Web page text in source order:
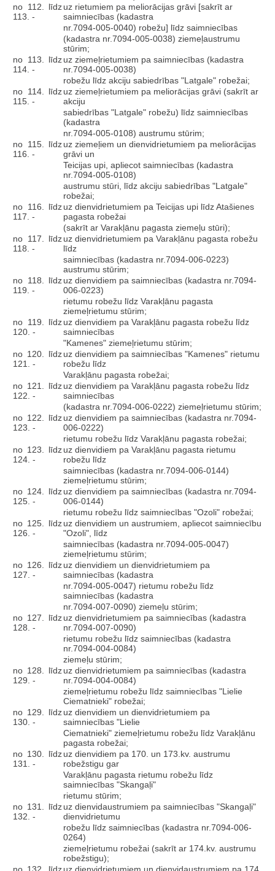
no 112. līdz
113. -
uz rietumiem pa meliorācijas grāvi [sakrīt ar
saimniecības (kadastra
nr.7094-005-0040) robežu] līdz saimniecības
(kadastra nr.7094-005-0038) ziemeļaustrumu
stūrim;
no 113. līdz
114. -
uz ziemeļrietumiem pa saimniecības (kadastra
nr.7094-005-0038)
robežu līdz akciju sabiedrības "Latgale" robežai;
no 114. līdz
115. -
uz ziemeļrietumiem pa meliorācijas grāvi (sakrīt ar
akciju
sabiedrības "Latgale" robežu) līdz saimniecības
(kadastra
nr.7094-005-0108) austrumu stūrim;
no 115. līdz
116. -
uz ziemeļiem un dienvidrietumiem pa meliorācijas
grāvi un
Teicijas upi, apliecot saimniecības (kadastra
nr.7094-005-0108)
austrumu stūri, līdz akciju sabiedrības "Latgale"
robežai;
no 116. līdz
117. -
uz dienvidrietumiem pa Teicijas upi līdz Atašienes
pagasta robežai
(sakrīt ar Varakļānu pagasta ziemeļu stūri);
no 117. līdz
118. -
uz dienvidrietumiem pa Varakļānu pagasta robežu
līdz
saimniecības (kadastra nr.7094-006-0223)
austrumu stūrim;
no 118. līdz
119. -
uz dienvidiem pa saimniecības (kadastra nr.7094-
006-0223)
rietumu robežu līdz Varakļānu pagasta
ziemeļrietumu stūrim;
no 119. līdz
120. -
uz dienvidiem pa Varakļānu pagasta robežu līdz
saimniecības
"Kamenes" ziemeļrietumu stūrim;
no 120. līdz
121. -
uz dienvidiem pa saimniecības "Kamenes" rietumu
robežu līdz
Varakļānu pagasta robežai;
no 121. līdz
122. -
uz dienvidiem pa Varakļānu pagasta robežu līdz
saimniecības
(kadastra nr.7094-006-0222) ziemeļrietumu stūrim;
no 122. līdz
123. -
uz dienvidiem pa saimniecības (kadastra nr.7094-
006-0222)
rietumu robežu līdz Varakļānu pagasta robežai;
no 123. līdz
124. -
uz dienvidiem pa Varakļānu pagasta rietumu
robežu līdz
saimniecības (kadastra nr.7094-006-0144)
ziemeļrietumu stūrim;
no 124. līdz
125. -
uz dienvidiem pa saimniecības (kadastra nr.7094-
006-0144)
rietumu robežu līdz saimniecības "Ozoli" robežai;
no 125. līdz
126. -
uz dienvidiem un austrumiem, apliecot saimniecību
"Ozoli", līdz
saimniecības (kadastra nr.7094-005-0047)
ziemeļrietumu stūrim;
no 126. līdz
127. -
uz dienvidiem un dienvidrietumiem pa
saimniecības (kadastra
nr.7094-005-0047) rietumu robežu līdz
saimniecības (kadastra
nr.7094-007-0090) ziemeļu stūrim;
no 127. līdz
128. -
uz dienvidrietumiem pa saimniecības (kadastra
nr.7094-007-0090)
rietumu robežu līdz saimniecības (kadastra
nr.7094-004-0084)
ziemeļu stūrim;
no 128. līdz
129. -
uz dienvidrietumiem pa saimniecības (kadastra
nr.7094-004-0084)
ziemeļrietumu robežu līdz saimniecības "Lielie
Ciematnieki" robežai;
no 129. līdz
130. -
uz dienvidiem un dienvidrietumiem pa
saimniecības "Lielie
Ciematnieki" ziemeļrietumu robežu līdz Varakļānu
pagasta robežai;
no 130. līdz
131. -
uz dienvidiem pa 170. un 173.kv. austrumu
robežstigu gar
Varakļānu pagasta rietumu robežu līdz
saimniecības "Skangaļi"
rietumu stūrim;
no 131. līdz
132. -
uz dienvidaustrumiem pa saimniecības "Skangaļi"
dienvidrietumu
robežu līdz saimniecības (kadastra nr.7094-006-
0264)
ziemeļrietumu robežai (sakrīt ar 174.kv. austrumu
robežstigu);